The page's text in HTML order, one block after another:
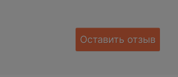
Оставить отзыв